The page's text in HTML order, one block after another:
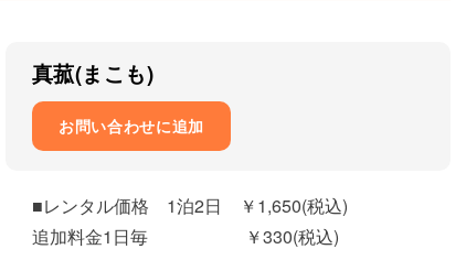
真菰(まこも)
お問い合わせに追加
■レンタル価格 1泊2日 ￥1,650(税込)
追加料金1日毎 ￥330(税込)